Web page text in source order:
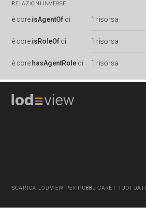
RELAZIONI INVERSE
è core:isAgentOf di 1 risorsa
è core:isRoleOf di 1 risorsa
è core:hasAgentRole di 1 risorsa
SCARICA LODVIEW PER PUBBLICARE I TUOI DATI